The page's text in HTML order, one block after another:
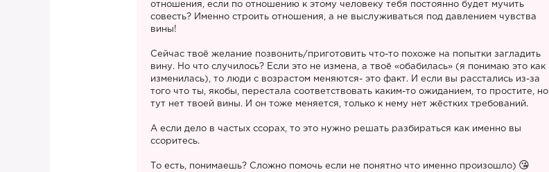
отношения, если по отношению к этому человеку тебя постоянно будет мучить
совесть? Именно строить отношения, а не выслуживаться под давлением чувства
вины!
Сейчас твоё желание позвонить/приготовить что-то похоже на попытки загладить
вину. Но что случилось? Если это не измена, а твоё «обабилась» (я понимаю это как
изменилась), то люди с возрастом меняются- это факт. И если вы расстались из-за
того что ты, якобы, перестала соответствовать каким-то ожиданием, то простите, но
тут нет твоей вины. И он тоже меняется, только к нему нет жёстких требований.
А если дело в частых ссорах, то это нужно решать разбираться как именно вы
ссоритесь.
То есть, понимаешь? Сложно помочь если не понятно что именно произошло)